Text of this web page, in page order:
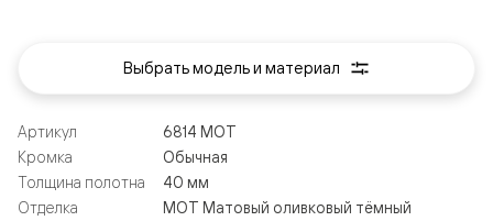
Артикул
6814 МОТ
Кромка
Обычная
Толщина полотна
40 мм
Отделка
МОТ Матовый оливковый тёмный
Выбрать модель и материал